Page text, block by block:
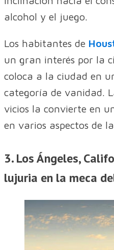
alcohol y el juego.
Los habitantes de
un gran interés por la
coloca a la ciudad en
categoría de vanidad.
vicios la convierte en
en varios aspectos de
3. Los Ángeles,
lujuria en la meca